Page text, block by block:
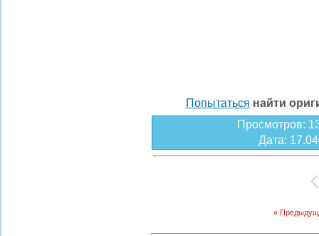
Попытаться найти
Просмотров:
Дата:
«